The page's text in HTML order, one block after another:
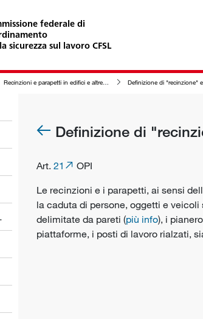
federale di
sicurezza sul lavoro CFSL
Recinzioni e parapetti in edifici e altre costruzioni nonché nelle zone circostanti Definizione di "recinzione" e
Definizione di
Art. 21
OPI
Le recinzioni e i parapetti, ai sensi
la caduta di persone, oggetti e
delimitate da pareti (più info), i
piattaforme, i posti di lavoro rialzati,